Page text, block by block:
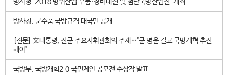
방사청, 군수품 국방규격 대국민 공개
[전문] 文대통령, 전군 주요지휘관회의 주재…"군 명운 걸고 국방개혁 추진
해야"
국방부, 국방개혁2.0 국민제안 공모전 수상작 발표